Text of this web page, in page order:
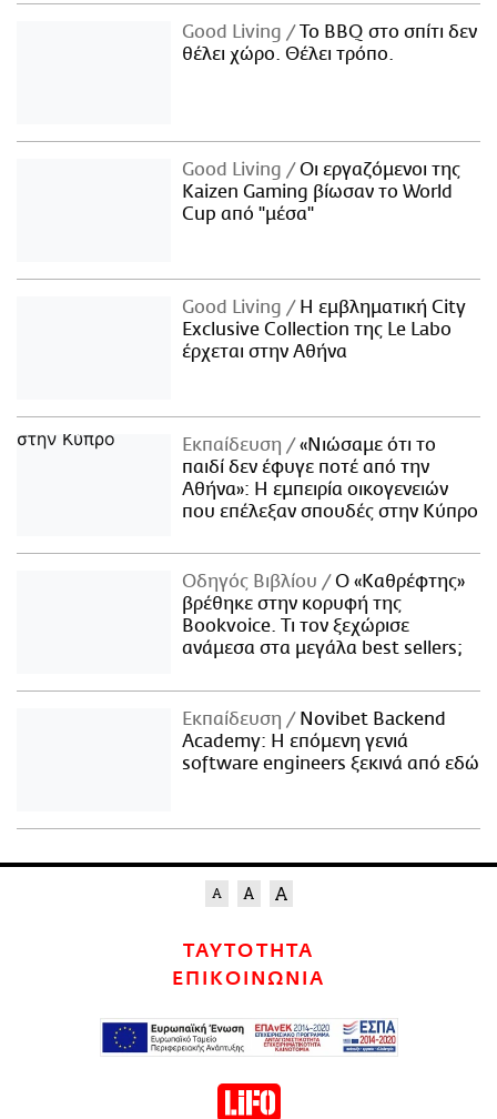
Good Living
Το BBQ στο σπίτι δεν
θέλει χώρο. Θέλει τρόπο.
Good Living
Οι εργαζόμενοι της
Kaizen Gaming βίωσαν το World
Cup από "μέσα"
Good Living
Η εμβληματική City
Exclusive Collection της Le Labo
έρχεται στην Αθήνα
Εκπαίδευση
«Νιώσαμε ότι το
παιδί δεν έφυγε ποτέ από την
Αθήνα»: Η εμπειρία οικογενειών
που επέλεξαν σπουδές στην Κύπρο
Οδηγός Βιβλίου
Ο «Καθρέφτης»
βρέθηκε στην κορυφή της
Bookvoice. Τι τον ξεχώρισε
ανάμεσα στα μεγάλα best sellers;
Εκπαίδευση
Novibet Backend
Academy: Η επόμενη γενιά
software engineers ξεκινά από εδώ
ΤΑΥΤΟΤΗΤΑ
ΕΠΙΚΟΙΝΩΝΙΑ